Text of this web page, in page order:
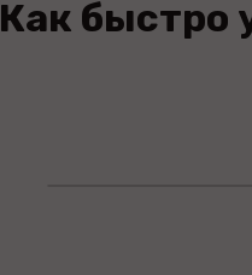
Как быстро